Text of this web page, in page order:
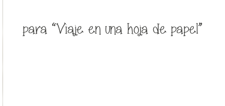
para “Viaje en una hoja de papel”